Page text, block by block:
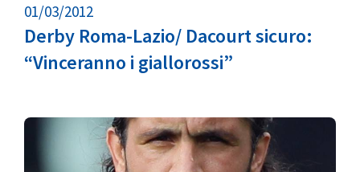
01/03/2012
Derby Roma-Lazio/ Dacourt sicuro:
“Vinceranno i giallorossi”